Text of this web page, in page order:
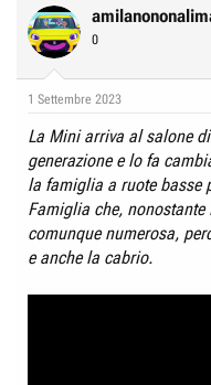
t
o
e
i
s
c
u
s
d
z
i
o
0
1 Settembre 2023
La Mini arriva al salone
generazione e lo fa
la famiglia a ruote basse
Famiglia che,
comunque numerosa,
e anche la cabrio.